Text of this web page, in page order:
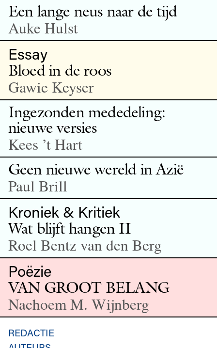
Een lange neus naar de tijd
Auke Hulst
Essay
Bloed in de roos
Gawie Keyser
Ingezonden mededeling:
nieuwe versies
Kees ’t Hart
Geen nieuwe wereld in Azië
Paul Brill
Kroniek & Kritiek
Wat blijft hangen II
Roel Bentz van den Berg
Poëzie
VAN GROOT BELANG
Nachoem M. Wijnberg
REDACTIE